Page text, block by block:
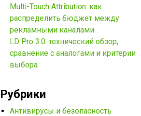
Multi-Touch Attribution: как
распределить бюджет между
рекламными каналами
LD Pro 3.0: технический обзор,
сравнение с аналогами и критерии
выбора
Рубрики
Антивирусы и безопасность